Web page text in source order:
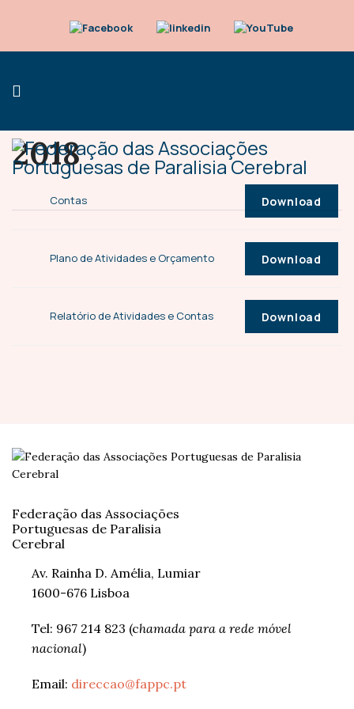
2018
Contas Download
Plano de Atividades e Orçamento Download
Relatório de Atividades e Contas Download
Federação das Associações
Portuguesas de Paralisia
Cerebral
Av. Rainha D. Amélia, Lumiar
1600-676 Lisboa
Tel: 967 214 823 (chamada para a rede móvel
nacional)
Email: direccao@fappc.pt